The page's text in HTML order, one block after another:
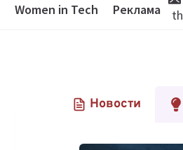
Women in Tech Реклама
Новости